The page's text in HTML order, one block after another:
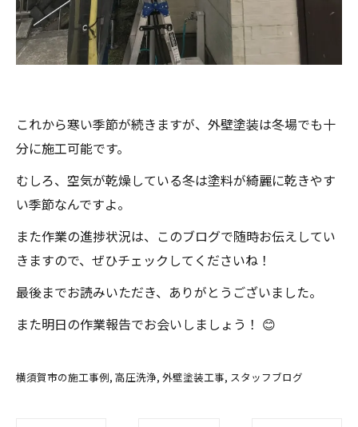
これから寒い季節が続きますが、外壁塗装は冬場でも十
分に施工可能です。
むしろ、空気が乾燥している冬は塗料が綺麗に乾きやす
い季節なんですよ。
また作業の進捗状況は、このブログで随時お伝えしてい
きますので、ぜひチェックしてくださいね！
最後までお読みいただき、ありがとうございました。
また明日の作業報告でお会いしましょう！ 😊
横須賀市の施工事例 高圧洗浄 外壁塗装工事 スタッフブログ